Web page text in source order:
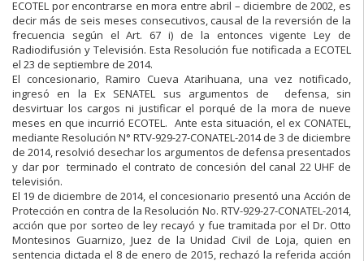
ECOTEL por encontrarse en mora entre abril – diciembre de 2002, es
decir más de seis meses consecutivos, causal de la reversión de la
frecuencia según el Art. 67 i) de la entonces vigente Ley de
Radiodifusión y Televisión. Esta Resolución fue notificada a ECOTEL
el 23 de septiembre de 2014.
El concesionario, Ramiro Cueva Atarihuana, una vez notificado,
ingresó en la Ex SENATEL sus argumentos de defensa, sin
desvirtuar los cargos ni justificar el porqué de la mora de nueve
meses en que incurrió ECOTEL. Ante esta situación, el ex CONATEL,
mediante Resolución N° RTV-929-27-CONATEL-2014 de 3 de diciembre
de 2014, resolvió desechar los argumentos de defensa presentados
y dar por terminado el contrato de concesión del canal 22 UHF de
televisión.
El 19 de diciembre de 2014, el concesionario presentó una Acción de
Protección en contra de la Resolución No. RTV-929-27-CONATEL-2014,
acción que por sorteo de ley recayó y fue tramitada por el Dr. Otto
Montesinos Guarnizo, Juez de la Unidad Civil de Loja, quien en
sentencia dictada el 8 de enero de 2015, rechazó la referida acción